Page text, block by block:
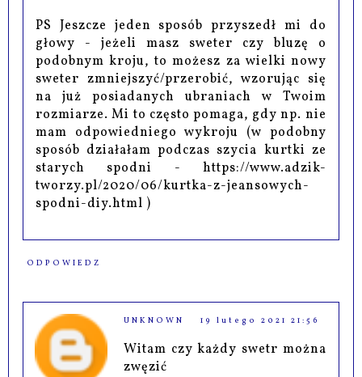
PS Jeszcze jeden sposób przyszedł mi do
głowy - jeżeli masz sweter czy bluzę o
podobnym kroju, to możesz za wielki nowy
sweter zmniejszyć/przerobić, wzorując się
na już posiadanych ubraniach w Twoim
rozmiarze. Mi to często pomaga, gdy np. nie
mam odpowiedniego wykroju (w podobny
sposób działałam podczas szycia kurtki ze
starych spodni - https://www.adzik-
tworzy.pl/2020/06/kurtka-z-jeansowych-
spodni-diy.html )
ODPOWIEDZ
UNKNOWN 19 lutego 2021 21:56
Witam czy każdy swetr można
zwęzić